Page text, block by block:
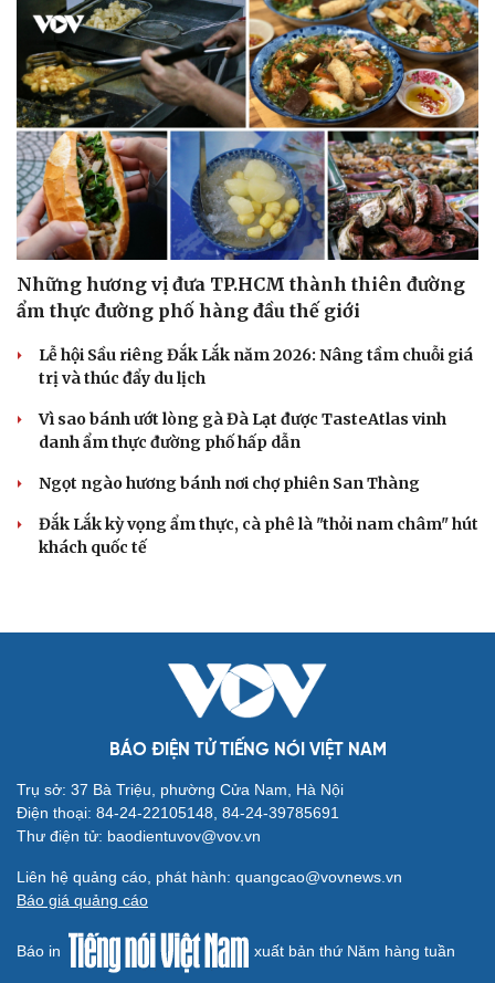
Những hương vị đưa TP.HCM thành thiên đường
ẩm thực đường phố hàng đầu thế giới
Lễ hội Sầu riêng Đắk Lắk năm 2026: Nâng tầm chuỗi giá
trị và thúc đẩy du lịch
Vì sao bánh ướt lòng gà Đà Lạt được TasteAtlas vinh
danh ẩm thực đường phố hấp dẫn
Ngọt ngào hương bánh nơi chợ phiên San Thàng
Đắk Lắk kỳ vọng ẩm thực, cà phê là "thỏi nam châm" hút
khách quốc tế
BÁO ĐIỆN TỬ TIẾNG NÓI VIỆT NAM
Trụ sở: 37 Bà Triệu, phường Cửa Nam, Hà Nội
Điện thoại: 84-24-22105148, 84-24-39785691
Thư điện tử: baodientuvov@vov.vn
Liên hệ quảng cáo, phát hành: quangcao@vovnews.vn
Báo giá quảng cáo
Báo in xuất bản thứ Năm hàng tuần